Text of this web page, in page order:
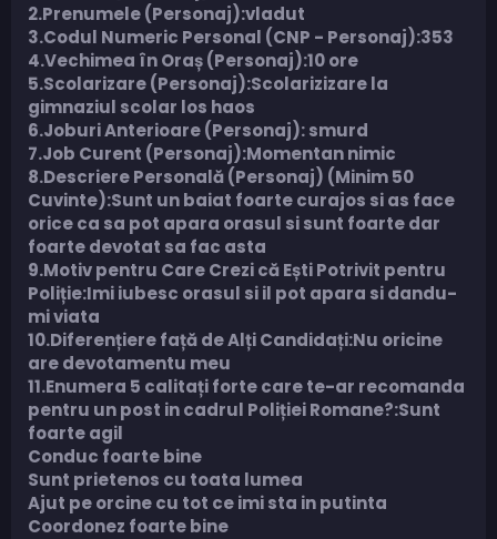
2.Prenumele (Personaj):vladut
3.Codul Numeric Personal (CNP - Personaj):353
4.Vechimea în Oraș (Personaj):10 ore
5.Scolarizare (Personaj):Scolarizizare la
gimnaziul scolar los haos
6.Joburi Anterioare (Personaj): smurd
7.Job Curent (Personaj):Momentan nimic
8.Descriere Personală (Personaj) (Minim 50
Cuvinte):Sunt un baiat foarte curajos si as face
orice ca sa pot apara orasul si sunt foarte dar
foarte devotat sa fac asta
9.Motiv pentru Care Crezi că Ești Potrivit pentru
Poliție:Imi iubesc orasul si il pot apara si dandu-
mi viata
10.Diferențiere față de Alți Candidați:Nu oricine
are devotamentu meu
11.Enumera 5 calitați forte care te-ar recomanda
pentru un post in cadrul Poliției Romane?:Sunt
foarte agil
Conduc foarte bine
Sunt prietenos cu toata lumea
Ajut pe orcine cu tot ce imi sta in putinta
Coordonez foarte bine